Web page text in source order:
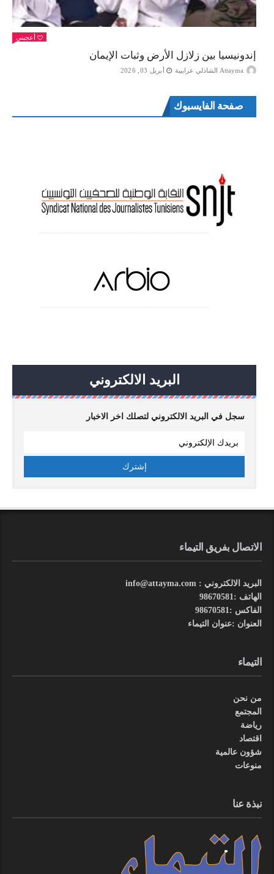
أعجبني
إندونيسيا بين زلازل الأرض وثبات الإيمان
Attayma الشاذلي عرايبية أبريل 03, 2026
صفحة الفايسبوك
البريد الالكتروني
سجل في البريد الالكتروني لتصلك اخر الاخبار
الاتصال بفريق التيماء
البريد الالكتروني : info@attayma.com
الهاتف :98670581
الفاكس :98670581
العنوان :عنوان التيماء
التيماء
من نحن
المجتمع
رياضة
اقتصاد
شؤون عالمية
منوعات
نبذة عنا